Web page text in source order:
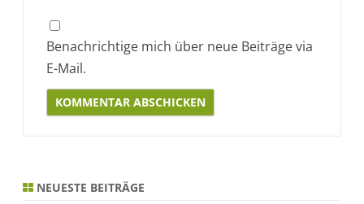
Benachrichtige mich über neue Beiträge via
E-Mail.
NEUESTE BEITRÄGE